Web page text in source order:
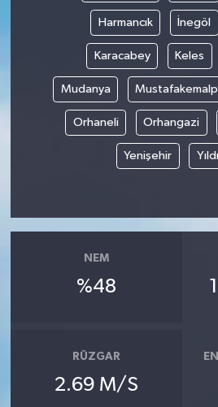
Harmancık İnegöl
Karacabey Keles
Mudanya
Orhaneli Orhangazi
Yenişehir
NEM
%48
RÜZGAR
2.69 M/S